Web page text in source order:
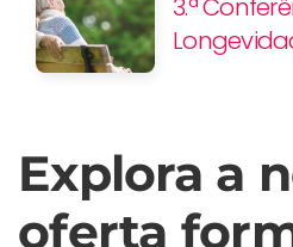
3.ª
Explora a
oferta